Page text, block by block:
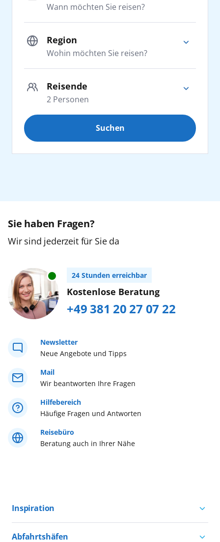
Wann möchten Sie reisen?
Wohin möchten Sie reisen?
Region
Adria
Orient
Südostasien
Weltreise
Östliches Mittelmeer
2 Personen
Reisende
2
Kinder
2 bis 15 Jahre
Urlaub mit Baby
Buchen Sie bitte im AIDA Kundencenter,
Tel. +49 (0) 381/20 27 07 22...mehr erfahren
Suchen
Sie haben Fragen?
Wir sind jederzeit für Sie da
24 Stunden erreichbar
Kostenlose Beratung
+49 381 20 27 07 22
Neue Angebote und Tipps
Newsletter
Häufige Fragen und Antworten
Hilfebereich
Wir beantworten Ihre Fragen
Mail
Beratung auch in Ihrer Nähe
Reisebüro
Inspiration
Aktivurlaub mit AIDA
Abfahrtshäfen